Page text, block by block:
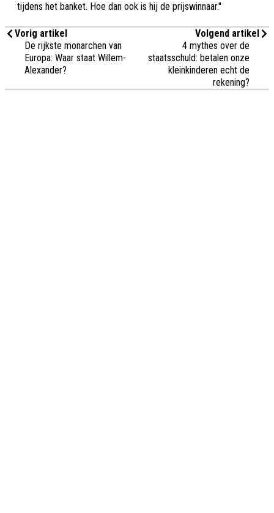
tijdens het banket. Hoe dan ook is hij de prijswinnaar.''
Vorig artikel
De rijkste monarchen van
Europa: Waar staat Willem-
Alexander?
Volgend artikel
4 mythes over de
staatsschuld: betalen onze
kleinkinderen echt de
rekening?